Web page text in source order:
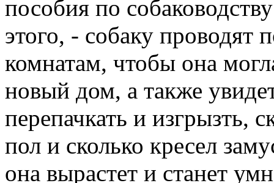
пособия по
этого, - собаку проводят
комнатам, чтобы она
новый дом, а также
перепачкать и изгрызть,
пол и сколько кресел
она вырастет и станет